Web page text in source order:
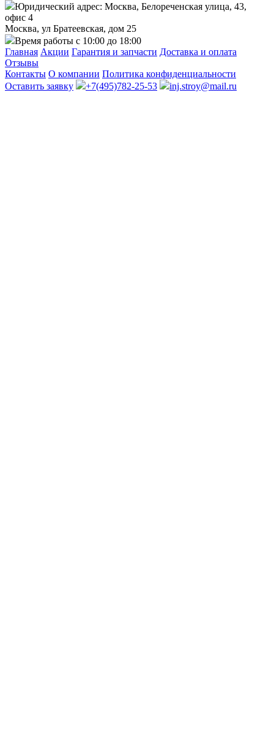
Юридический адрес: Москва, Белореченская улица, 43,
офис 4
Москва, ул Братеевская, дом 25
Время работы с 10:00 до 18:00
Главная Акции Гарантия и запчасти Доставка и оплата
Отзывы
Контакты О компании Политика конфиденциальности
Оставить заявку
+7(495)782-25-53 inj.stroy@mail.ru